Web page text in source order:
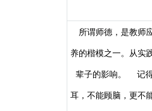
所谓师德，是教师
养的楷模之一。从实
辈子的影响。 记得
耳，不能顾脑，更不